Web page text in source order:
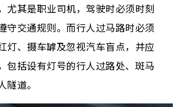
尤其是职业司机，驾驶时必须时刻
守交通规则。而行人过马路时必须
灯、摄车罅及忽视汽车盲点，并应
括设有灯号的行人过路处、斑马
道。